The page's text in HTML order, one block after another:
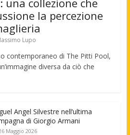
la percezione
Lupo
contemporaneo di The Pitti Pool,
diversa da ciò che
Angel Silvestre nell’ultima
di Giorgio Armani
Maggio 2026